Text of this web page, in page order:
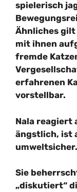
spielerisch
Ähnliches
mit ihnen
fremde
erfahrenen
vorstellbar.
Nala reagiert
ängstlich, ist
umweltsicher.
Sie
„diskutiert“